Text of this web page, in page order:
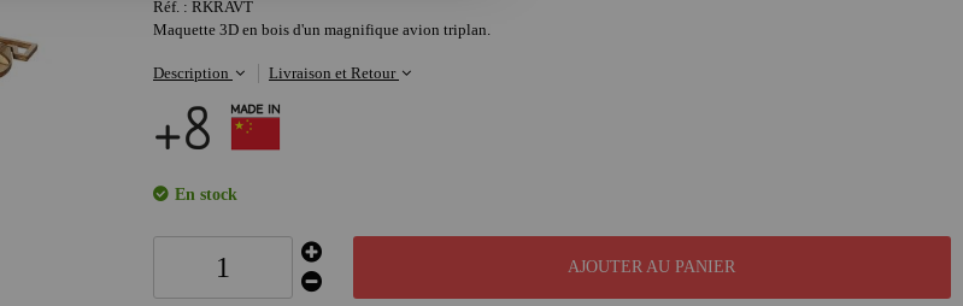
Réf. : RKRAVT
Maquette 3D en bois d'un magnifique avion triplan.
Description Livraison et Retour
En stock
AJOUTER AU PANIER